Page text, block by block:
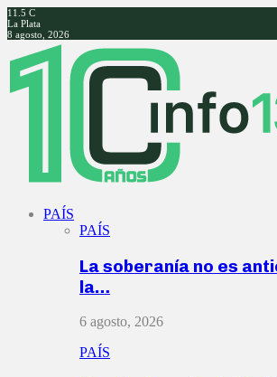
11.5 C
La Plata
8 agosto, 2026
Facebook
Twitter
Instagram
Youtube
PAÍS
PAÍS
La soberanía no es
la…
6 agosto, 2026
PAÍS